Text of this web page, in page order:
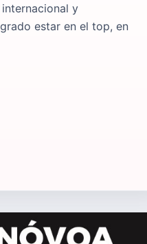
y
estar en el top, en